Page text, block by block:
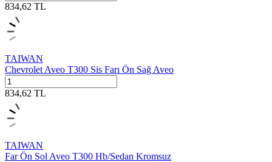
834,62 TL
TAIWAN
Chevrolet Aveo T300 Sis Farı Ön Sağ Aveo
834,62 TL
TAIWAN
Far Ön Sol Aveo T300 Hb/Sedan Kromsuz